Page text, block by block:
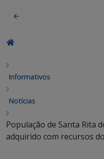
Informativos
Notícias
População de Santa Rita
adquirido com recursos